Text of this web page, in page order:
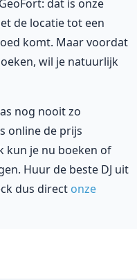
dat is onze
de locatie tot een
komt. Maar voordat
wil je natuurlijk
nog nooit zo
online de prijs
kun je nu boeken of
Huur de beste DJ uit
dus direct onze